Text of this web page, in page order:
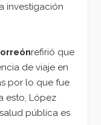
investigación
refirió que
de viaje en
por lo que fue
esto, López
pública es